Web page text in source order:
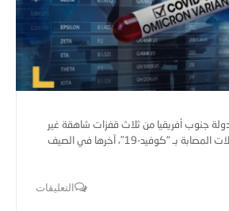
جنوب أفريقيا من ثلاث قفزات شاهقة غير
مفهومة في أعداد الحالات المصابة بـ "كوفيد-19″، آخرها في الصيف
التعليقات